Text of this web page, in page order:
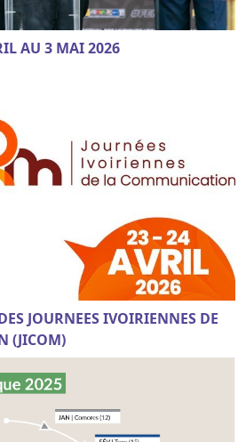
AU 3 MAI 2026
JOURNEES IVOIRIENNES DE
(JICOM)